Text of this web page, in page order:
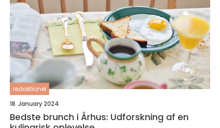
redaktionel
18. January 2024
Bedste brunch i Århus: Udforskning af en